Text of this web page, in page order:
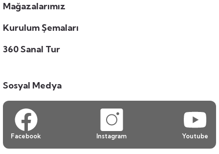
Mağazalarımız
Kurulum Şemaları
360 Sanal Tur
Sosyal Medya
Facebook Instagram Youtube